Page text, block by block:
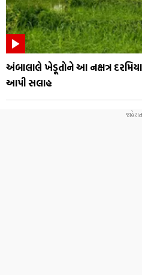
અંબાલાલે ખેડૂતોને આ નક્ષત્ર
આપી સલાહ